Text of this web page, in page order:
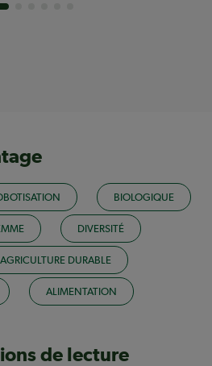
BIOLOGIQUE
DIVERSITÉ
AGRICULTURE DURABLE
ALIMENTATION
de lecture